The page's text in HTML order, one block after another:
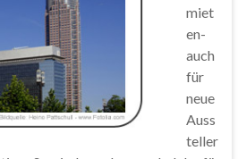
miet
en-
auch
für
neue
Auss
teller